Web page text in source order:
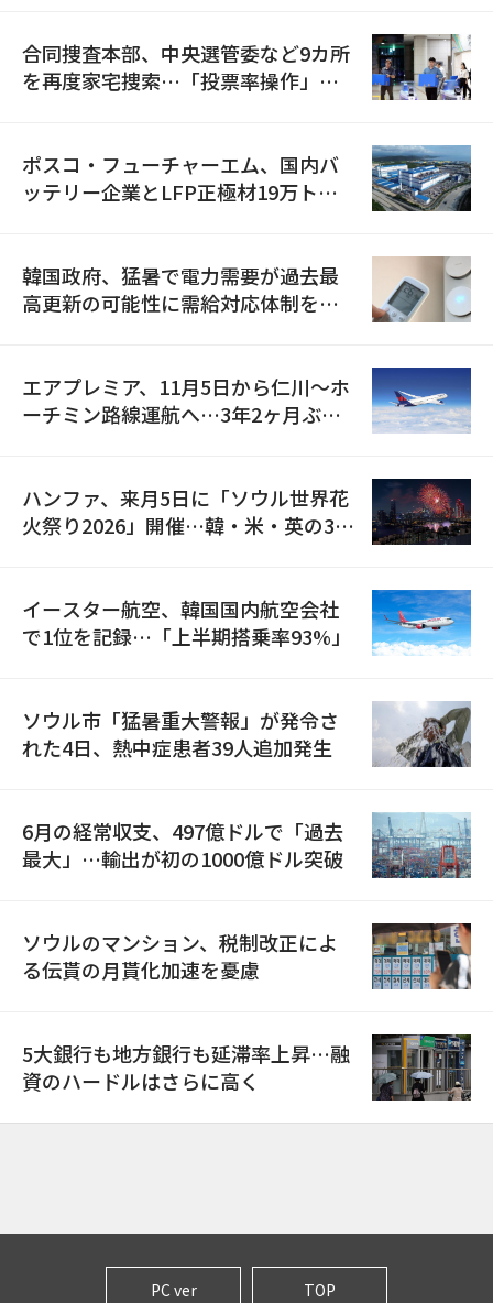
合同捜査本部、中央選管委など9カ所
を再度家宅捜索…「投票率操作」の
ポスコ・フューチャーエム、国内バ
ッテリー企業とLFP正極材19万トン
韓国政府、猛暑で電力需要が過去最
高更新の可能性に需給対応体制を点
エアプレミア、11月5日から仁川〜ホ
ーチミン路線運航へ…3年2ヶ月ぶり
ハンファ、来月5日に「ソウル世界花
火祭り2026」開催…韓・米・英の3カ
イースター航空、韓国国内航空会社
で1位を記録…「上半期搭乗率93%」
ソウル市「猛暑重大警報」が発令さ
れた4日、熱中症患者39人追加発生
6月の経常収支、497億ドルで「過去
最大」…輸出が初の1000億ドル突破
ソウルのマンション、税制改正によ
る伝貰の月貰化加速を憂慮
5大銀行も地方銀行も延滞率上昇…融
資のハードルはさらに高く
PC ver TOP